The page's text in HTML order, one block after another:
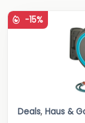
-15%
Deals, Haus &